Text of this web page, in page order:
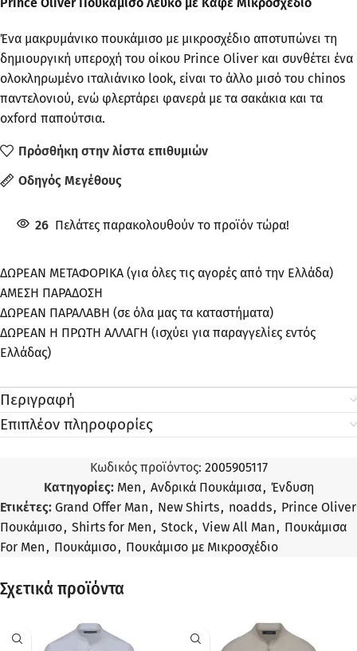
Prince Oliver Πουκάμισο Λευκό με Καφέ Μικροσχέδιο
Ένα μακρυμάνικο πουκάμισο με μικροσχέδιο αποτυπώνει τη
δημιουργική υπεροχή του οίκου Prince Oliver και συνθέτει ένα
ολοκληρωμένο ιταλιάνικο look, είναι το άλλο μισό του chinos
παντελονιού, ενώ φλερτάρει φανερά με τα σακάκια και τα
oxford παπούτσια.
Πρόσθήκη στην λίστα επιθυμιών
Οδηγός Μεγέθους
26 Πελάτες παρακολουθούν το προϊόν τώρα!
ΔΩΡΕΑΝ ΜΕΤΑΦΟΡΙΚΑ (για όλες τις αγορές από την Ελλάδα)
ΑΜΕΣΗ ΠΑΡΑΔΟΣΗ
ΔΩΡΕΑΝ ΠΑΡΑΛΑΒΗ (σε όλα μας τα καταστήματα)
ΔΩΡΕΑΝ Η ΠΡΩΤΗ ΑΛΛΑΓΗ (ισχύει για παραγγελίες εντός
Ελλάδας)
Περιγραφή
Επιπλέον πληροφορίες
Κωδικός προϊόντος: 2005905117
Κατηγορίες: Men, Ανδρικά Πουκάμισα, Ένδυση
Ετικέτες: Grand Offer Man, New Shirts, noadds, Prince Oliver
Πουκάμισο, Shirts for Men, Stock, View All Man, Πουκάμισα
For Men, Πουκάμισο, Πουκάμισο με Μικροσχέδιο
Σχετικά προϊόντα